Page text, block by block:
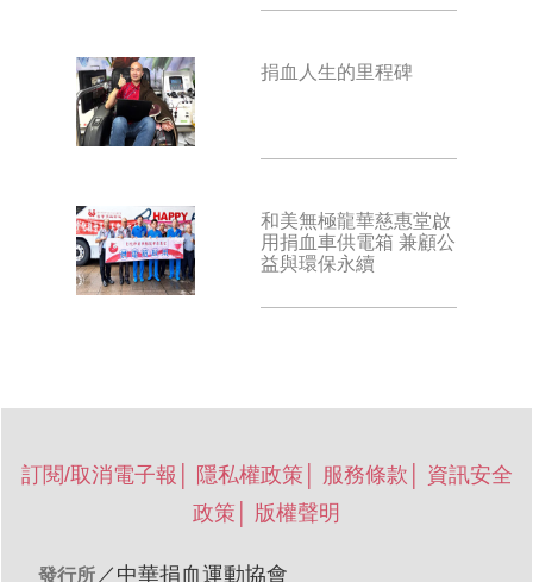
捐血人生的里程碑
和美無極龍華慈惠堂啟
用捐血車供電箱 兼顧公
益與環保永續
訂閱/取消電子報 隱私權政策 服務條款
資訊安全
政策
版權聲明
發行所／ 中華捐血運動協會